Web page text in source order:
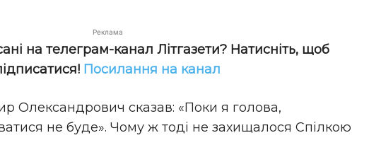
Реклама
на телеграм-канал Літгазети? Натисніть, щоб
Посилання на канал
Олександрович сказав: «Поки я голова,
не буде». Чому ж тоді не захищалося Спілкою